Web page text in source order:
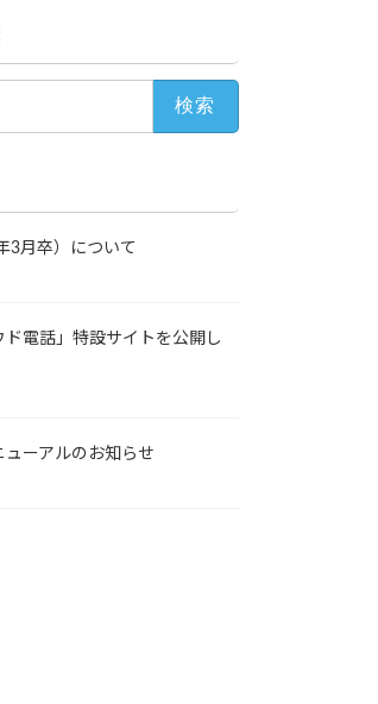
3月卒）について
ド電話」特設サイトを公開し
ューアルのお知らせ